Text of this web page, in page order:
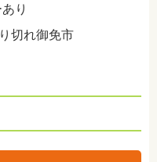
り
切れ御免市